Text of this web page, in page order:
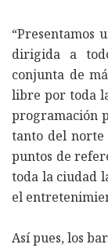
“Presentamos
dirigida a
conjunta de
libre por toda
programación
tanto del norte
puntos de
toda la ciudad
el
Así pues, los